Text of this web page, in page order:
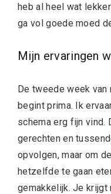
heb al heel wat
ga vol goede moed
Mijn ervaringen
De tweede week
begint prima. Ik
schema erg fijn vind.
gerechten en
opvolgen, maar om
hetzelfde te gaan
gemakkelijk. Je krijgt